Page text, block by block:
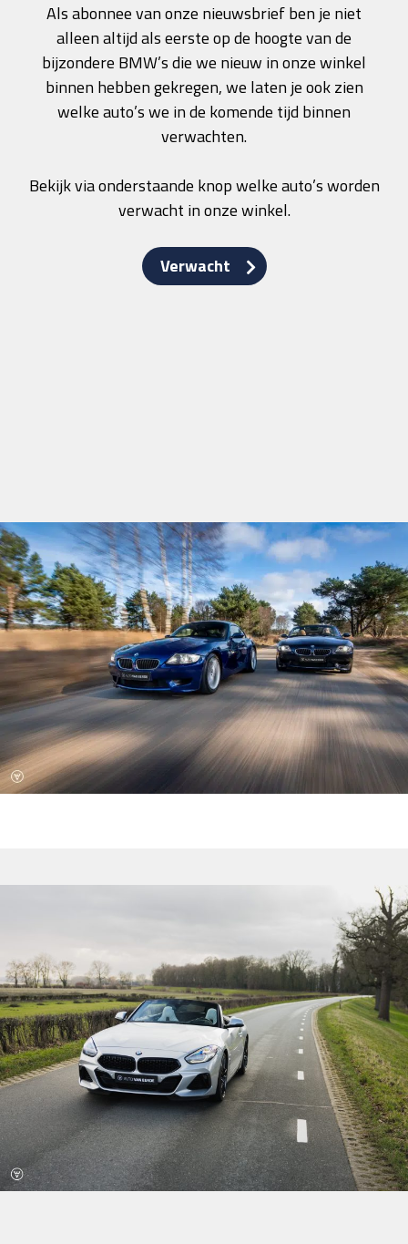
Als abonnee van onze nieuwsbrief ben je niet
alleen altijd als eerste op de hoogte van de
bijzondere BMW’s die we nieuw in onze winkel
binnen hebben gekregen, we laten je ook zien
welke auto’s we in de komende tijd binnen
verwachten.
Bekijk via onderstaande knop welke auto’s worden
verwacht in onze winkel.
Verwacht